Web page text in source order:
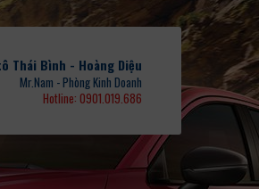
Thái Bình - Hoàng Diệu
Mr.Nam - Phòng Kinh Doanh
Hotline: 0901.019.686